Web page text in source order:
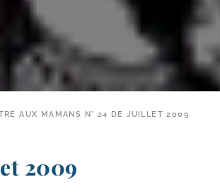
AUX MAMANS N° 24 DE JUILLET 2009
2009